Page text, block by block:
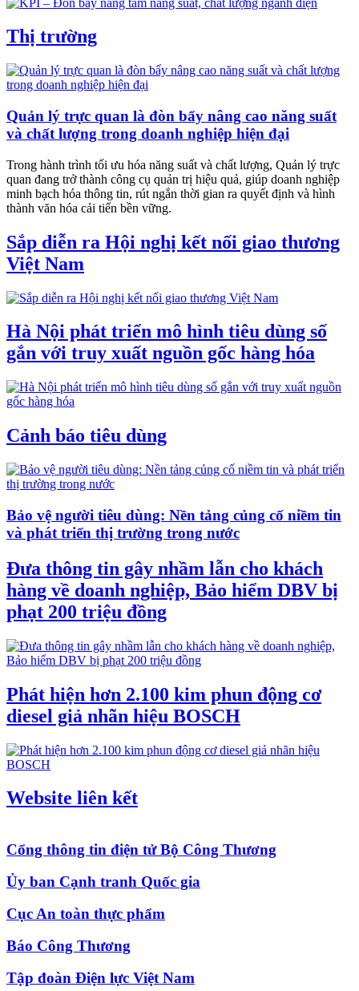
Thị trường
Quản lý trực quan là đòn bẩy nâng cao năng suất
và chất lượng trong doanh nghiệp hiện đại
Trong hành trình tối ưu hóa năng suất và chất lượng, Quản lý trực
quan đang trở thành công cụ quản trị hiệu quả, giúp doanh nghiệp
minh bạch hóa thông tin, rút ngắn thời gian ra quyết định và hình
thành văn hóa cải tiến bền vững.
Sắp diễn ra Hội nghị kết nối giao thương
Việt Nam
Hà Nội phát triển mô hình tiêu dùng số
gắn với truy xuất nguồn gốc hàng hóa
Cảnh báo tiêu dùng
Bảo vệ người tiêu dùng: Nền tảng củng cố niềm tin
và phát triển thị trường trong nước
Đưa thông tin gây nhầm lẫn cho khách
hàng về doanh nghiệp, Bảo hiểm DBV bị
phạt 200 triệu đồng
Phát hiện hơn 2.100 kim phun động cơ
diesel giả nhãn hiệu BOSCH
Website liên kết
Cổng thông tin điện tử Bộ Công Thương
Ủy ban Cạnh tranh Quốc gia
Cục An toàn thực phẩm
Báo Công Thương
Tập đoàn Điện lực Việt Nam